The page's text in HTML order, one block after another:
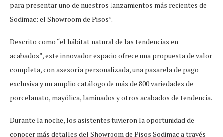
para presentar uno de nuestros lanzamientos más recientes de
Sodimac: el Showroom de Pisos”.
Descrito como “el hábitat natural de las tendencias en
acabados”, este innovador espacio ofrece una propuesta de valor
completa, con asesoría personalizada, una pasarela de pago
exclusiva y un amplio catálogo de más de 800 variedades de
porcelanato, mayólica, laminados y otros acabados de tendencia.
Durante la noche, los asistentes tuvieron la oportunidad de
conocer más detalles del Showroom de Pisos Sodimac a través